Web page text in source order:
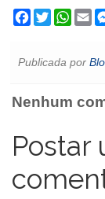
F
a
b
k
T
w
t
W
h
s
p
E
m
l
Publicada por
Nenhum
Postar